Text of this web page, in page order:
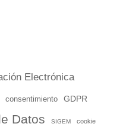
Electrónica
consentimiento GDPR
Datos SIGEM cookie